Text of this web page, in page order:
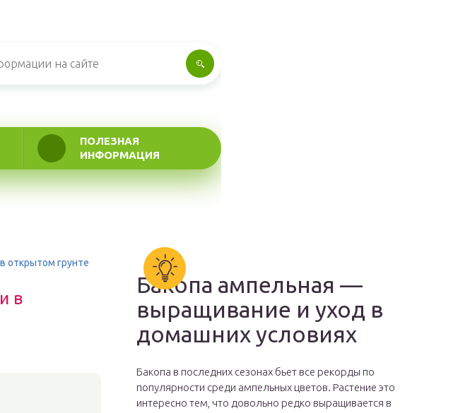
ПОЛЕЗНАЯ
ИНФОРМАЦИЯ
открытом грунте
в
Бакопа ампельная —
выращивание и уход в
домашних условиях
Бакопа в последних сезонах бьет все рекорды по
популярности среди ампельных цветов. Растение это
интересно тем, что довольно редко выращивается в